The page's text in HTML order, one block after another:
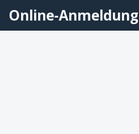
Online-Anmeldung